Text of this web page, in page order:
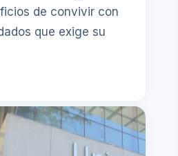
de convivir con
que exige su